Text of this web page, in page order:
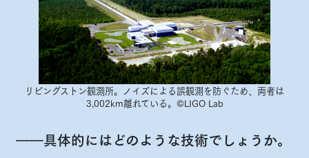
リビングストン観測所。ノイズによる誤観測を防ぐため、両者は
3,002km離れている。©LIGO Lab
――具体的にはどのような技術でしょうか。